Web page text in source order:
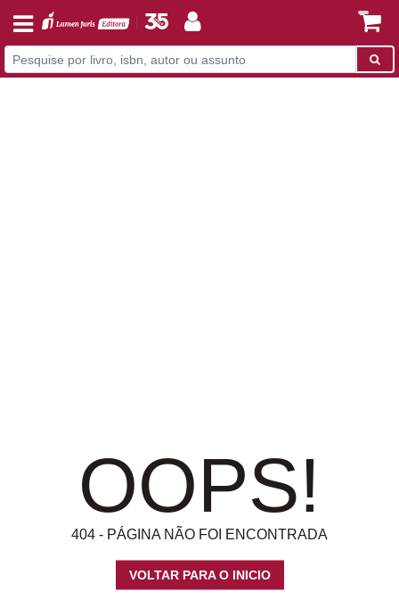
OOPS!
404 - PÁGINA NÃO FOI ENCONTRADA
VOLTAR PARA O INICIO